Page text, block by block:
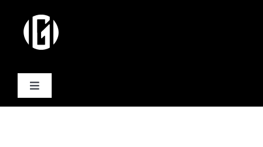
contenu
Toggle